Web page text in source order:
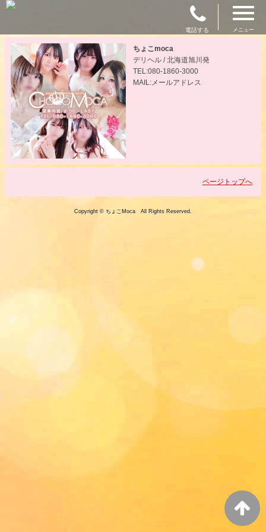
電話する メニュー
ちょこmoca
デリヘル / 北海道旭川発
TEL:080-1860-3000
MAIL:メールアドレス
ページトップへ
Copyright © ちょこMoca All Rights Reserved.